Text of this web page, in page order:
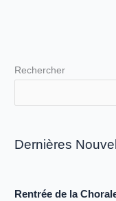
Rechercher
Dernières
Rentrée de la